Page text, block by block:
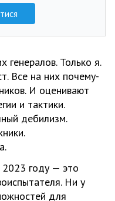
генералов. Только я.
Все на них почему-
И оценивают
и тактики.
дебилизм.
2023 году — это
Ни у
для